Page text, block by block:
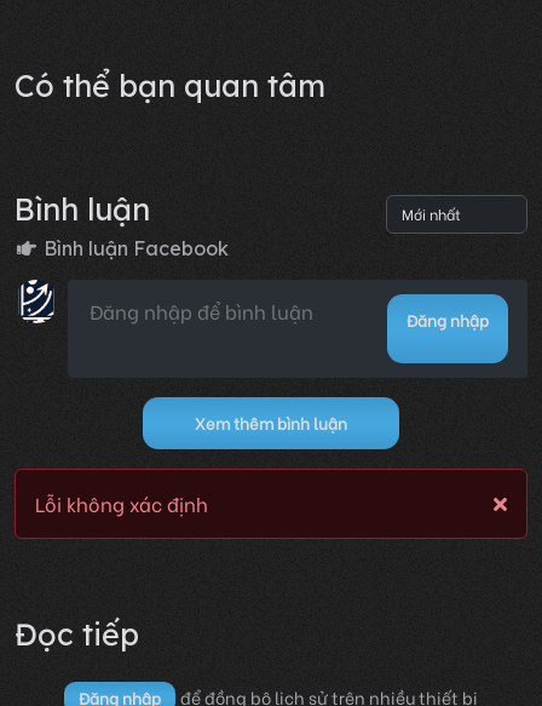
Có thể bạn quan tâm
Bình luận
Bình luận Facebook
Đăng nhập
Xem thêm bình luận
Lỗi không xác định
Đọc tiếp
Đăng nhập để đồng bộ lịch sử trên nhiều thiết bị